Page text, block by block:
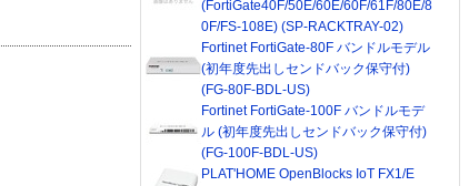
(FortiGate40F/50E/60E/60F/61F/80E/8
0F/FS-108E) (SP-RACKTRAY-02)
Fortinet FortiGate-80F バンドルモデル
(初年度先出しセンドバック保守付)
(FG-80F-BDL-US)
Fortinet FortiGate-100F バンドルモデ
ル (初年度先出しセンドバック保守付)
(FG-100F-BDL-US)
PLAT'HOME OpenBlocks IoT FX1/E